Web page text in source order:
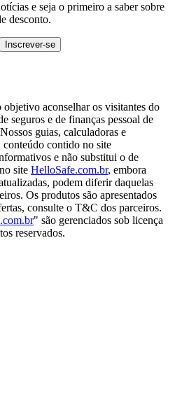
e seja o primeiro a saber sobre
desconto.
Inscrever-se
aconselhar os visitantes do
seguros e de finanças pessoal de
guias, calculadoras e
conteúdo contido no site
e não substitui o de
site HelloSafe.com.br, embora
podem diferir daquelas
Os produtos são apresentados
consulte o T&C dos parceiros.
" são gerenciados sob licença
reservados.